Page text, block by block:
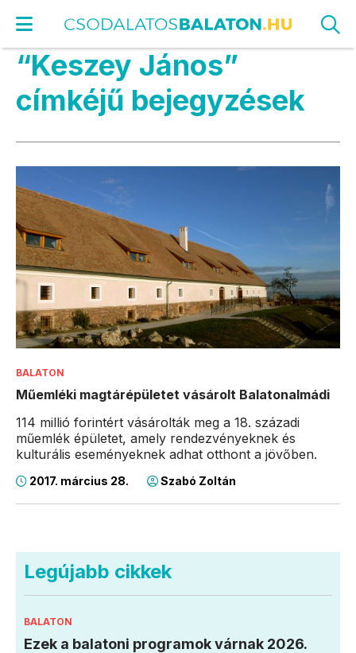
“Keszey János”
címkéjű bejegyzések
BALATON
Műemléki magtárépületet vásárolt Balatonalmádi
114 millió forintért vásárolták meg a 18. századi
műemlék épületet, amely rendezvényeknek és
kulturális eseményeknek adhat otthont a jövőben.
2017. március 28. Szabó Zoltán
Legújabb cikkek
BALATON
Ezek a balatoni programok várnak 2026.